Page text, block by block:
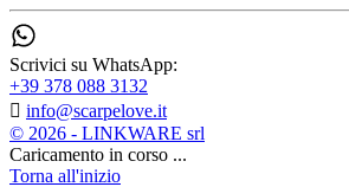
Scrivici su WhatsApp:
+39 378 088 3132
 info@scarpelove.it
© 2026 - LINKWARE srl
Caricamento in corso ...
Torna all'inizio